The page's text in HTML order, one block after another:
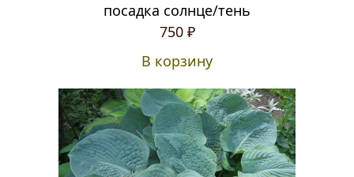
посадка солнце/тень
750 ₽
В корзину